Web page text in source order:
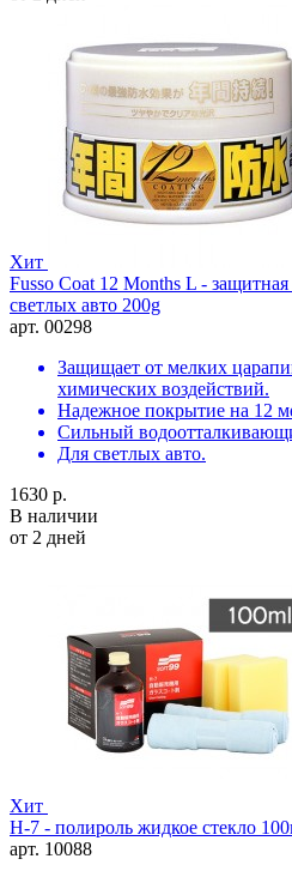
Хит
Fusso Coat 12 Months L -
светлых авто 200g
арт. 00298
Защищает от мелких
химических воздействий.
Надежное покрытие на 12
Сильный
Для светлых авто.
1630 р.
В наличии
от 2 дней
Хит
H-7 - полироль жидкое стекло
арт. 10088